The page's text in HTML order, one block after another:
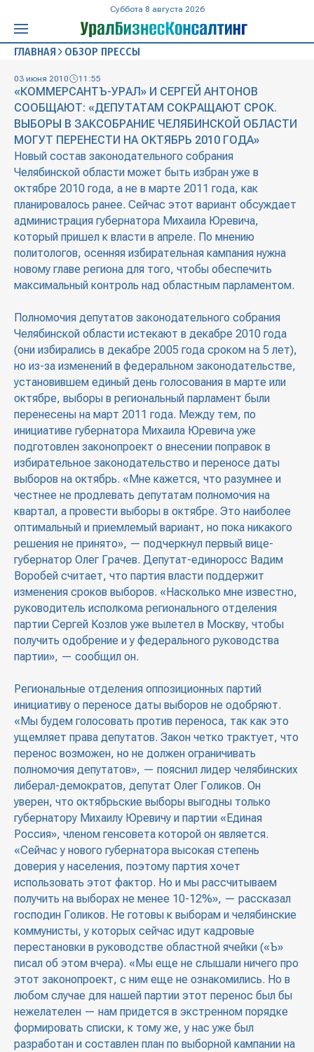
Суббота 8 августа 2026
ГЛАВНАЯ ОБЗОР ПРЕССЫ
03 июня 2010 11:55
«КОММЕРСАНТЪ-УРАЛ» И СЕРГЕЙ АНТОНОВ
СООБЩАЮТ: «ДЕПУТАТАМ СОКРАЩАЮТ СРОК.
ВЫБОРЫ В ЗАКСОБРАНИЕ ЧЕЛЯБИНСКОЙ ОБЛАСТИ
МОГУТ ПЕРЕНЕСТИ НА ОКТЯБРЬ 2010 ГОДА»
Новый состав законодательного собрания
Челябинской области может быть избран уже в
октябре 2010 года, а не в марте 2011 года, как
планировалось ранее. Сейчас этот вариант обсуждает
администрация губернатора Михаила Юревича,
который пришел к власти в апреле. По мнению
политологов, осенняя избирательная кампания нужна
новому главе региона для того, чтобы обеспечить
максимальный контроль над областным парламентом.
Полномочия депутатов законодательного собрания
Челябинской области истекают в декабре 2010 года
(они избирались в декабре 2005 года сроком на 5 лет),
но из-за изменений в федеральном законодательстве,
установившем единый день голосования в марте или
октябре, выборы в региональный парламент были
перенесены на март 2011 года. Между тем, по
инициативе губернатора Михаила Юревича уже
подготовлен законопроект о внесении поправок в
избирательное законодательство и переносе даты
выборов на октябрь. «Мне кажется, что разумнее и
честнее не продлевать депутатам полномочия на
квартал, а провести выборы в октябре. Это наиболее
оптимальный и приемлемый вариант, но пока никакого
решения не принято», — подчеркнул первый вице-
губернатор Олег Грачев. Депутат-единоросс Вадим
Воробей считает, что партия власти поддержит
изменения сроков выборов. «Насколько мне известно,
руководитель исполкома регионального отделения
партии Сергей Козлов уже вылетел в Москву, чтобы
получить одобрение и у федерального руководства
партии», — сообщил он.
Региональные отделения оппозиционных партий
инициативу о переносе даты выборов не одобряют.
«Мы будем голосовать против переноса, так как это
ущемляет права депутатов. Закон четко трактует, что
перенос возможен, но не должен ограничивать
полномочия депутатов», — пояснил лидер челябинских
либерал-демократов, депутат Олег Голиков. Он
уверен, что октябрьские выборы выгодны только
губернатору Михаилу Юревичу и партии «Единая
Россия», членом генсовета которой он является.
«Сейчас у нового губернатора высокая степень
доверия у населения, поэтому партия хочет
использовать этот фактор. Но и мы рассчитываем
получить на выборах не менее 10-12%», — рассказал
господин Голиков. Не готовы к выборам и челябинские
коммунисты, у которых сейчас идут кадровые
перестановки в руководстве областной ячейки («Ъ»
писал об этом вчера). «Мы еще не слышали ничего про
этот законопроект, с ним еще не ознакомились. Но в
любом случае для нашей партии этот перенос был бы
нежелателен — нам придется в экстренном порядке
формировать списки, к тому же, у нас уже был
разработан и составлен план по выборной кампании на